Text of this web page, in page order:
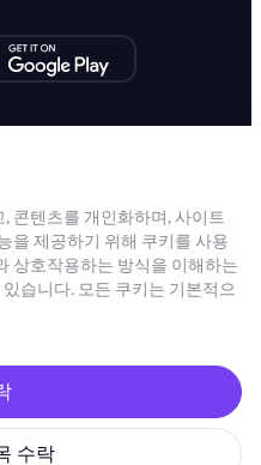
든 권리 보유
22 - 42, LV-1050, 08.10.2021에 등
PO Box 4301, Road Town,
number: 2110978
Town, Tortola, British Virgin
콘텐츠를 개인화하며, 사이트
을 제공하기 위해 쿠키를 사용
상호작용하는 방식을 이해하는
습니다. 모든 쿠키는 기본적으
수락